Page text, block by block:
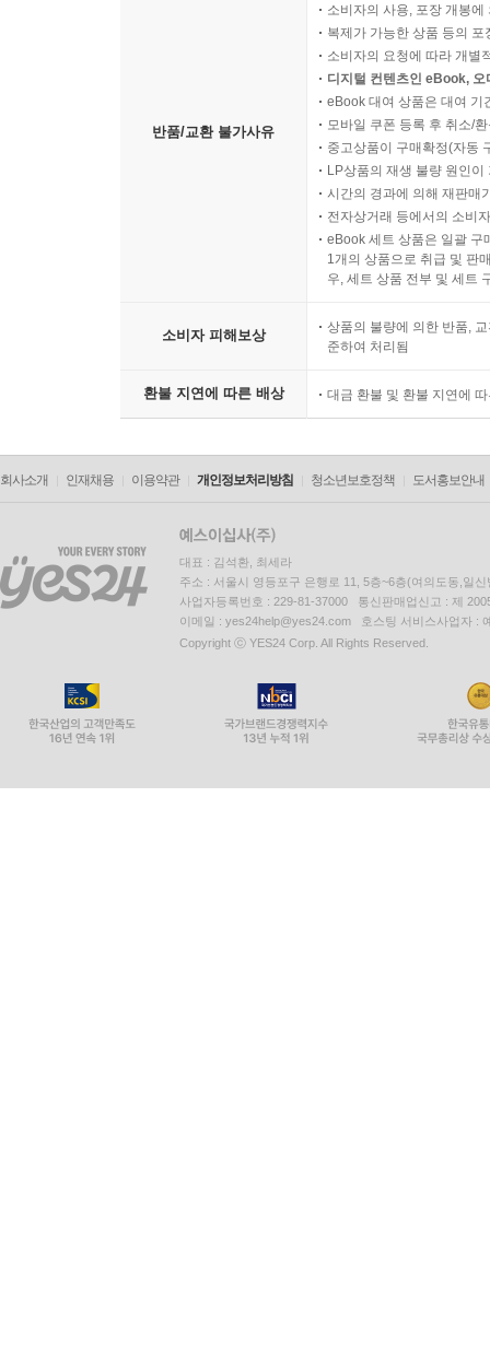
반품/교환 불가사유
소비자의 사용, 포장 개봉
복제가 가능한 상품 등의
소비자의 요청에 따라 개별
디지털 컨텐츠인 eBook,
eBook 대여 상품은 대여 기
모바일 쿠폰 등록 후 취소/
중고상품이 구매확정(자동
LP상품의 재생 불량 원인
시간의 경과에 의해 재판매
전자상거래 등에서의 소비
eBook 세트 상품은 일괄 구
1개의 상품으로 취급 및 판
우, 세트 상품 전부 및 세트
소비자 피해보상
상품의 불량에 의한 반품,
준하여 처리됨
환불 지연에 따른 배상 대금 환불 및 환불 지연에
회사소개 인재채용 이용약관 개인정보처리방침 청소년보호정책 도서홍보안내
대표 : 김석환, 최세라
주소 : 서울시 영등포구 은행로 11, 5층~6층(여의도동,일신
사업자등록번호 : 229-81-37000 통신판매업신고 : 제
이메일 : yes24help@yes24.com 호스팅 서비스사업자 :
Copyright ⓒ YES24 Corp. All Rights Reserved.